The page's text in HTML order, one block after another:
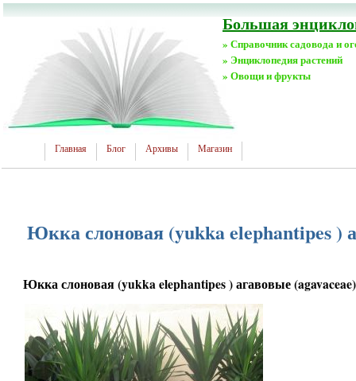
Большая
» Справочник садовода и
» Энциклопедия растений
» Овощи и фрукты
Главная Блог Архивы Магазин
Юкка слоновая (yukka elephantipes )
Юкка слоновая (yukka elephantipes ) агавовые (agavaceae)